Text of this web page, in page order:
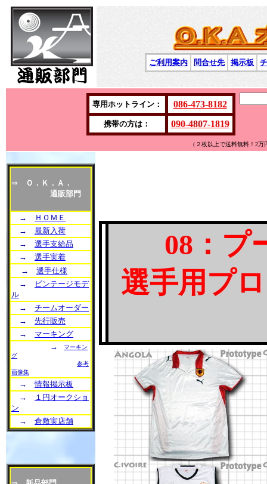
ご利用案内 問合せ先 掲示板
専用ホットライン： 086-473-8182
携帯の方は： 090-4807-1819
（２枚以上で送料無料！2
⇒
Ｏ．Ｋ．Ａ．
通販部門
→
ＨＯＭＥ
→ 最新入荷
→ 選手支給品
→ 選手実着
→ 選手仕様
→
ビンテージモデ
ル
→ チームオーダー
→ 先行販売
→ マーキング
→
マーキン
グ
参考
画像集
→情報掲示板
→
１円オークショ
ン
→ 倉敷実店舗
08：
選手用プ